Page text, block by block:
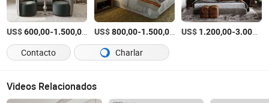
US$600,00-1.500,00 /Pieza
US$800,00-1.500,00 /Set
US$ 1.200,00-3.000,00
Contacto
Charlar
Videos Relacionados